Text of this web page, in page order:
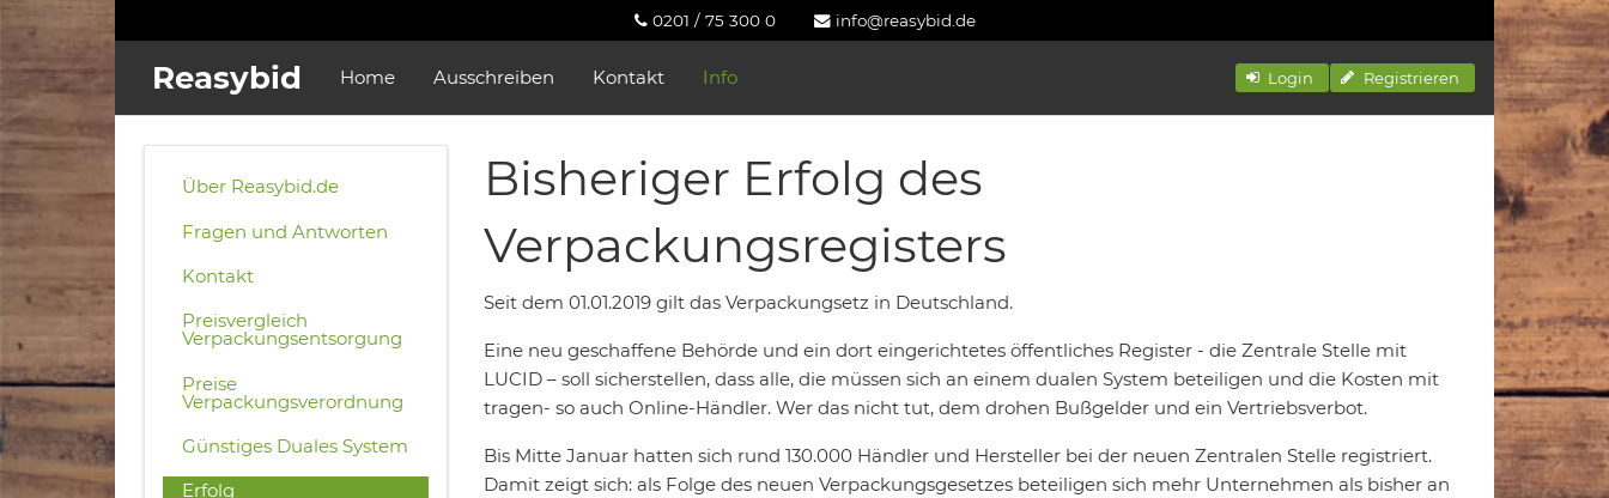
0201 / 75 300 0 info@reasybid.de
Reasybid Home Ausschreiben Kontakt Info Login Registrieren
Über Reasybid.de
Fragen und Antworten
Kontakt
Preisvergleich
Verpackungsentsorgung
Preise
Verpackungsverordnung
Günstiges Duales System
Erfolg
Bisheriger Erfolg des
Verpackungsregisters
Seit dem 01.01.2019 gilt das Verpackungsetz in Deutschland.
Eine neu geschaffene Behörde und ein dort eingerichtetes öffentliches Register - die Zentrale Stelle mit
LUCID – soll sicherstellen, dass alle, die müssen sich an einem dualen System beteiligen und die Kosten mit
tragen- so auch Online-Händler. Wer das nicht tut, dem drohen Bußgelder und ein Vertriebsverbot.
Bis Mitte Januar hatten sich rund 130.000 Händler und Hersteller bei der neuen Zentralen Stelle registriert.
Damit zeigt sich: als Folge des neuen Verpackungsgesetzes beteiligen sich mehr Unternehmen als bisher an